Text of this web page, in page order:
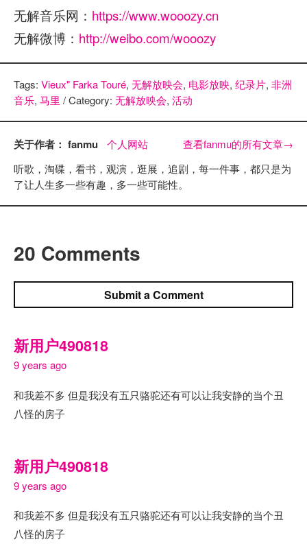
无解音乐网： https://www.wooozy.cn
无解微博： http://weibo.com/wooozy
Tags: Vieux" Farka Touré, 无解放映会, 电影放映, 纪录片, 非洲
音乐, 马里 / Category: 无解放映会, 活动
关于作者： fanmu 个人网站 查看fanmu的所有文章→
听歌，淘碟，看书，观演，逛展，追剧，每一件事，都只是为
了让人生多一些有趣，多一些可能性。
20 Comments
Submit a Comment
新用户490818
9 years ago
和我差不多 但是我没有五只骆驼还有可以让我安静的当个丑
八怪的房子
新用户490818
9 years ago
和我差不多 但是我没有五只骆驼还有可以让我安静的当个丑
八怪的房子